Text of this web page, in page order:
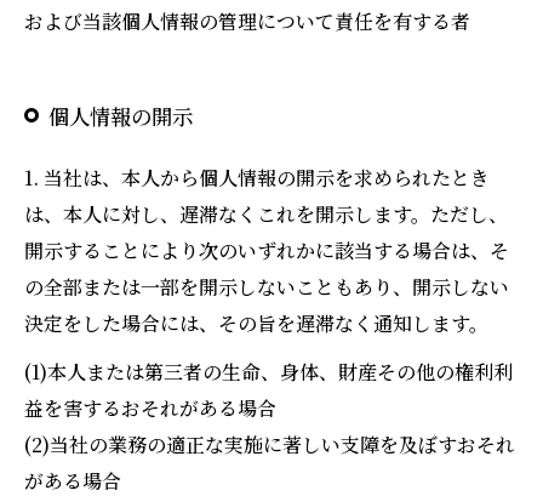
および当該個人情報の管理について責任を有する者
個人情報の開示
1. 当社は、本人から個人情報の開示を求められたとき
は、本人に対し、遅滞なくこれを開示します。ただし、
開示することにより次のいずれかに該当する場合は、そ
の全部または一部を開示しないこともあり、開示しない
決定をした場合には、その旨を遅滞なく通知します。
(1)本人または第三者の生命、身体、財産その他の権利利
益を害するおそれがある場合
(2)当社の業務の適正な実施に著しい支障を及ぼすおそれ
がある場合
お気軽にお問い合わせください